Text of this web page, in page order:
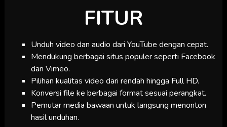
FITUR
Unduh video dan audio dari YouTube dengan cepat.
Mendukung berbagai situs populer seperti Facebook
dan Vimeo.
Pilihan kualitas video dari rendah hingga Full HD.
Konversi file ke berbagai format sesuai perangkat.
Pemutar media bawaan untuk langsung menonton
hasil unduhan.